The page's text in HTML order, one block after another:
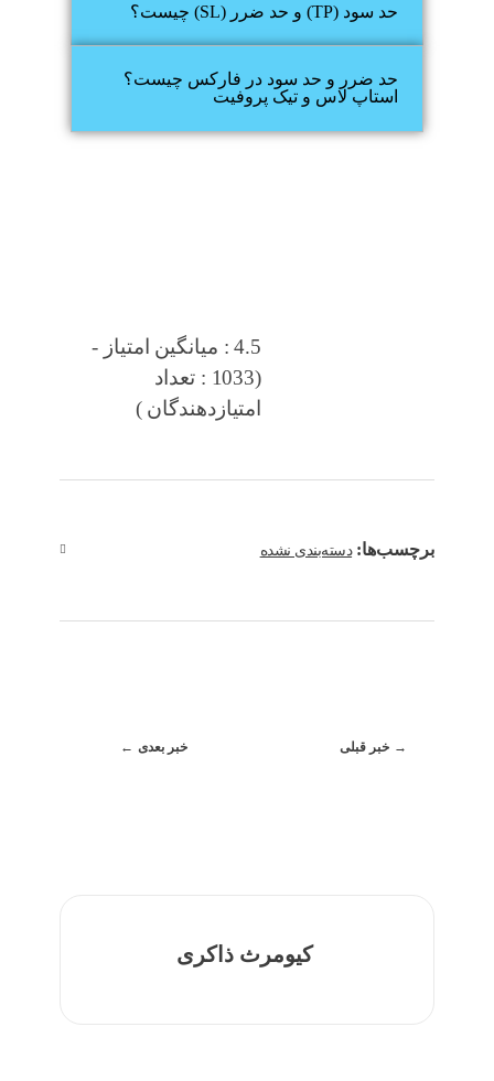
حد سود (TP) و حد ضرر (SL) چیست؟
حد ضرر و حد سود در فارکس چیست؟
استاپ لاس و تیک پروفیت
4.5 : میانگین امتیاز -
(1033 : تعداد
امتیازدهندگان )
برچسب‌ها:دسته‌بندی نشده
خبر قبلی خبر بعدی
کیومرث ذاکری